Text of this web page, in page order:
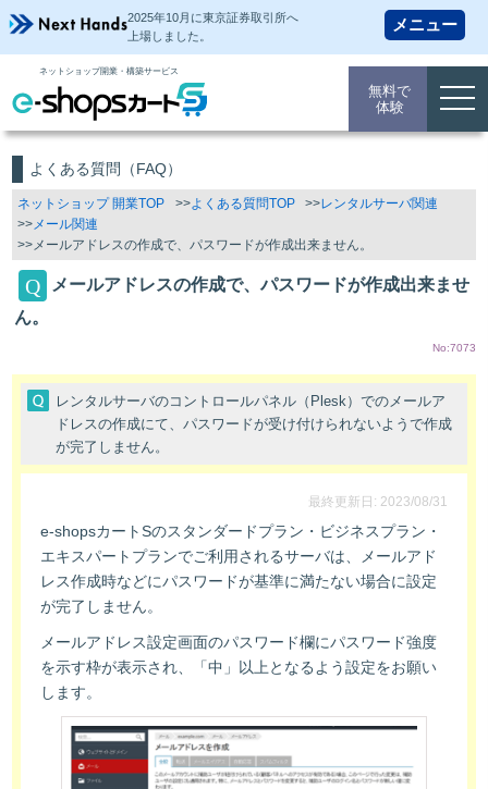
2025年10月に東京証券取引所へ
上場しました。
ネットショップ開業・構築サービス
無料で
体験
よくある質問（FAQ）
ネットショップ 開業TOP よくある質問TOP
レンタルサーバ関連
メール関連
メールアドレスの作成で、パスワードが作成出来ません。
メールアドレスの作成で、パスワードが作成出来ませ
ん。
No:7073
レンタルサーバのコントロールパネル（Plesk）でのメールア
ドレスの作成にて、パスワードが受け付けられないようで作成
が完了しません。
最終更新日: 2023/08/31
e-shopsカートSのスタンダードプラン・ビジネスプラン・
エキスパートプランでご利用されるサーバは、メールアド
レス作成時などにパスワードが基準に満たない場合に設定
が完了しません。
メールアドレス設定画面のパスワード欄にパスワード強度
を示す枠が表示され、「中」以上となるよう設定をお願い
します。